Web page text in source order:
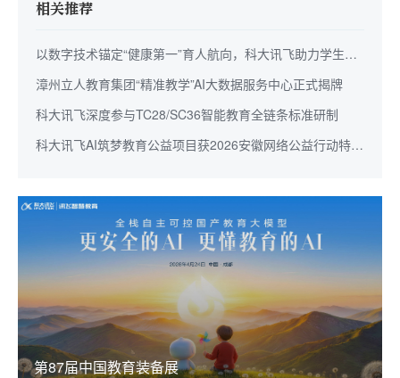
相关推荐
以数字技术锚定“健康第一”育人航向，科大讯飞助力学生身
心全面成长
漳州立人教育集团“精准教学”AI大数据服务中心正式揭牌
科大讯飞深度参与TC28/SC36智能教育全链条标准研制
科大讯飞AI筑梦教育公益项目获2026安徽网络公益行动特别
第87届中国教育装备展